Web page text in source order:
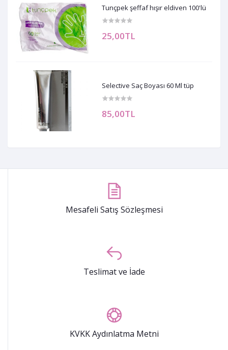
Tunçpek şeffaf hışır eldiven 100'lü
25,00TL
Selective Saç Boyası 60 Ml tüp
85,00TL
Mesafeli Satış Sözleşmesi
Teslimat ve İade
KVKK Aydınlatma Metni